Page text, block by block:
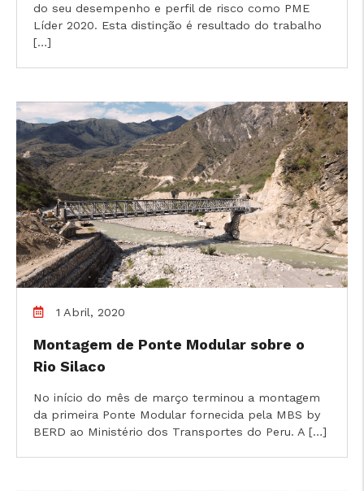
do seu desempenho e perfil de risco como PME
Líder 2020. Esta distinção é resultado do trabalho
[…]
1 Abril, 2020
Montagem de Ponte Modular sobre o
Rio Silaco
No início do mês de março terminou a montagem
da primeira Ponte Modular fornecida pela MBS by
BERD ao Ministério dos Transportes do Peru. A […]
cicap@cicap.pt
www.consumidor.pt